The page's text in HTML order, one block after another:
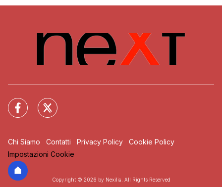
Chi Siamo Contatti Privacy Policy
Cookie Policy
Impostazioni Cookie
Copyright © 2026 by Nexilia. All Rights Reserved